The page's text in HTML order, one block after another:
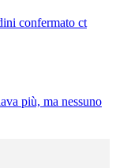
confermato ct
più, ma nessuno